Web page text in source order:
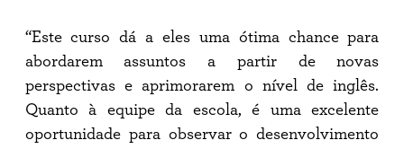
“Este curso dá a eles uma ótima chance para
abordarem assuntos a partir de novas
perspectivas e aprimorarem o nível de inglês.
Quanto à equipe da escola, é uma excelente
oportunidade para observar o desenvolvimento